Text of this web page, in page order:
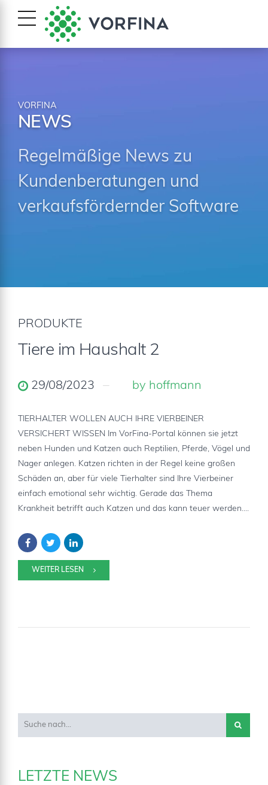
VORFINA
NEWS
Regelmäßige News zu
Kundenberatungen und
verkaufsfördernder Software
PRODUKTE
Tiere im Haushalt 2
29/08/2023 by hoffmann
TIERHALTER WOLLEN AUCH IHRE VIERBEINER
VERSICHERT WISSEN Im VorFina-Portal können sie jetzt
neben Hunden und Katzen auch Reptilien, Pferde, Vögel und
Nager anlegen. Katzen richten in der Regel keine großen
Schäden an, aber für viele Tierhalter sind Ihre Vierbeiner
einfach emotional sehr wichtig. Gerade das Thema
Krankheit betrifft auch Katzen und das kann teuer werden....
WEITER LESEN
LETZTE NEWS